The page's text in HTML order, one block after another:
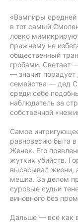
«Вампиры
в тот самый
ловко
прежнему не
общественный
гробами. Светает
— значит
семейства — дед
среди себе
наблюдатель за
собственной
Самое
равновесию быта
Женек. Его
жутких убийств.
высасывал жизни,
мешка. За делом
суровые судьи
виновного без
Дальше — все как